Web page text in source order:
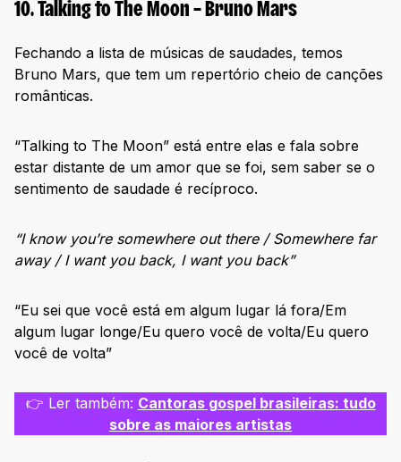
10. Talking to The Moon – Bruno Mars
Fechando a lista de músicas de saudades, temos
Bruno Mars, que tem um repertório cheio de canções
românticas.
“Talking to The Moon” está entre elas e fala sobre
estar distante de um amor que se foi, sem saber se o
sentimento de saudade é recíproco.
“I know you’re somewhere out there / Somewhere far
away / I want you back, I want you back”
“Eu sei que você está em algum lugar lá fora/Em
algum lugar longe/Eu quero você de volta/Eu quero
você de volta”
👉 Ler também: Cantoras gospel brasileiras: tudo
sobre as maiores artistas